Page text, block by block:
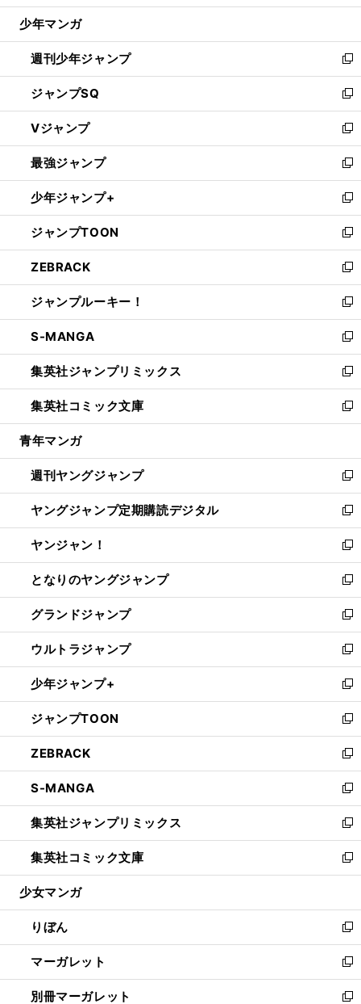
ウ
開
く
少年マンガ
週刊少年ジャンプ
新
し
い
ウ
ィ
ン
ド
ウ
で
開
く
ジャンプSQ
新
し
い
ウ
ィ
ン
ド
ウ
で
開
く
Vジャンプ
新
し
い
ウ
ィ
ン
ド
ウ
で
開
く
最強ジャンプ
新
し
い
ウ
ィ
ン
ド
ウ
で
開
く
少年ジャンプ+
新
し
い
ウ
ィ
ン
ド
ウ
で
開
く
ジャンプTOON
新
し
い
ウ
ィ
ン
ド
ウ
で
開
く
ZEBRACK
新
し
い
ウ
ィ
ン
ド
ウ
で
開
ジャンプルーキー！
新
し
い
ウ
ィ
ン
ド
ウ
開
く
S-MANGA
新
し
い
ウ
ィ
ン
ウ
で
開
く
集英社ジャンプリミックス
新
し
い
ウ
ン
ド
ウ
で
開
く
集英社コミック文庫
新
し
ウ
ィ
ン
ド
ウ
で
開
く
青年マンガ
週刊ヤングジャンプ
新
し
い
ウ
ィ
ン
ド
ウ
で
開
く
ヤングジャンプ定期購読デジタル
新
し
い
ウ
ィ
ン
ド
ウ
で
開
く
ヤンジャン！
新
し
い
ウ
ィ
ン
ド
ウ
で
開
く
となりのヤングジャンプ
新
し
い
ウ
ィ
ン
ド
ウ
で
開
く
グランドジャンプ
新
し
い
ウ
ィ
ン
ド
ウ
で
開
く
ウルトラジャンプ
新
し
い
ウ
ィ
ン
ド
ウ
で
開
く
少年ジャンプ+
新
し
い
ウ
ィ
ン
ド
ウ
で
開
く
ジャンプTOON
新
し
い
ウ
ィ
ン
ド
ウ
で
開
ZEBRACK
新
し
い
ウ
ィ
ン
ド
ウ
開
く
S-MANGA
新
し
い
ウ
ィ
ン
ウ
で
開
く
集英社ジャンプリミックス
新
し
い
ウ
ン
ド
ウ
で
開
く
集英社コミック文庫
新
し
ウ
ィ
ン
ド
ウ
で
少女マンガ
りぼん
新
し
い
ウ
ィ
マーガレット
新
し
い
別冊マーガレット 新